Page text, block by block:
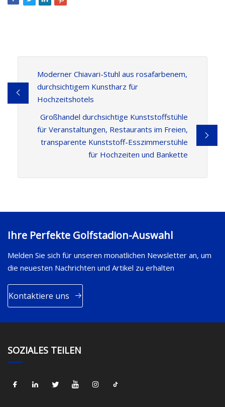
Moderner Chiavari-Stuhl aus rosafarbenem,
durchsichtigem Kunstharz für
Hochzeitshotels
Großhandel durchsichtige Kunststoffstühle
für Veranstaltungen, Restaurants im Freien,
transparente Kunststoff-Esszimmerstühle
für Hochzeiten und Bankette
Ihre Perfekte Golfstadion-Auswahl
Melden Sie sich für unseren monatlichen Newsletter an, um
die neuesten Nachrichten und Artikel zu erhalten
Kontaktiere uns
SOZIALES TEILEN